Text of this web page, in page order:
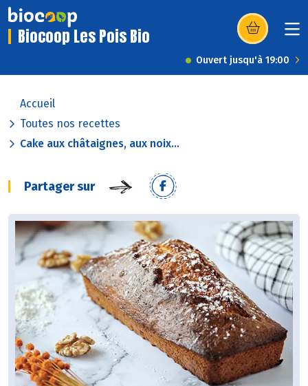
Biocoop Les Pois Bio (s’ouvre dans
Ouvert jusqu'à 19:00
Accueil
Toutes nos recettes
Cake aux châtaignes, aux noix...
Partager sur